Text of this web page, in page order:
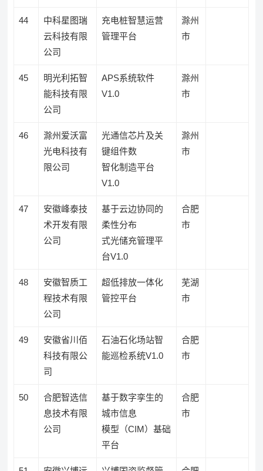
44
中科星图瑞
云科技有限
公司
充电桩智慧运营
管理平台
滁州
市
45
明光利拓智
能科技有限
公司
APS系统软件
V1.0
滁州
市
46
滁州爱沃富
光电科技有
限公司
光通信芯片及关
键组件数
智化制造平台
V1.0
滁州
市
47
安徽峰泰技
术开发有限
公司
基于云边协同的
柔性分布
式光储充管理平
台V1.0
合肥
市
48
安徽智质工
程技术有限
公司
超低排放一体化
管控平台
芜湖
市
49
安徽省川佰
科技有限公
司
石油石化场站智
能巡检系统V1.0
合肥
市
50
合肥智选信
息技术有限
公司
基于数字孪生的
城市信息
模型（CIM）基础
平台
合肥
市